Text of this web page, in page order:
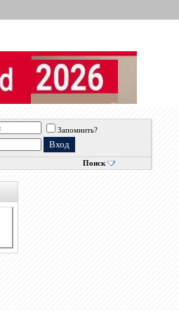
Запомнить?
Поиск